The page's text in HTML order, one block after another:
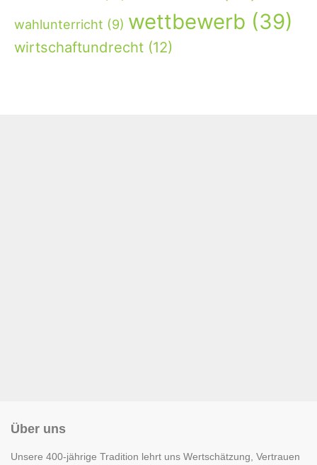
wahlunterricht (9) wettbewerb (39)
wirtschaftundrecht (12)
Über uns
Unsere 400-jährige Tradition lehrt uns Wertschätzung, Vertrauen